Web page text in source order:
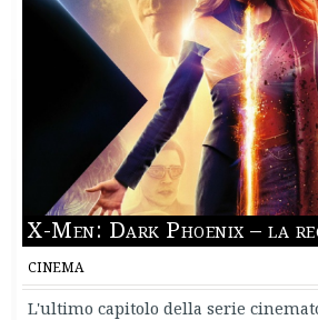
X-Men: Dark Phoenix – la
CINEMA
L'ultimo capitolo della serie